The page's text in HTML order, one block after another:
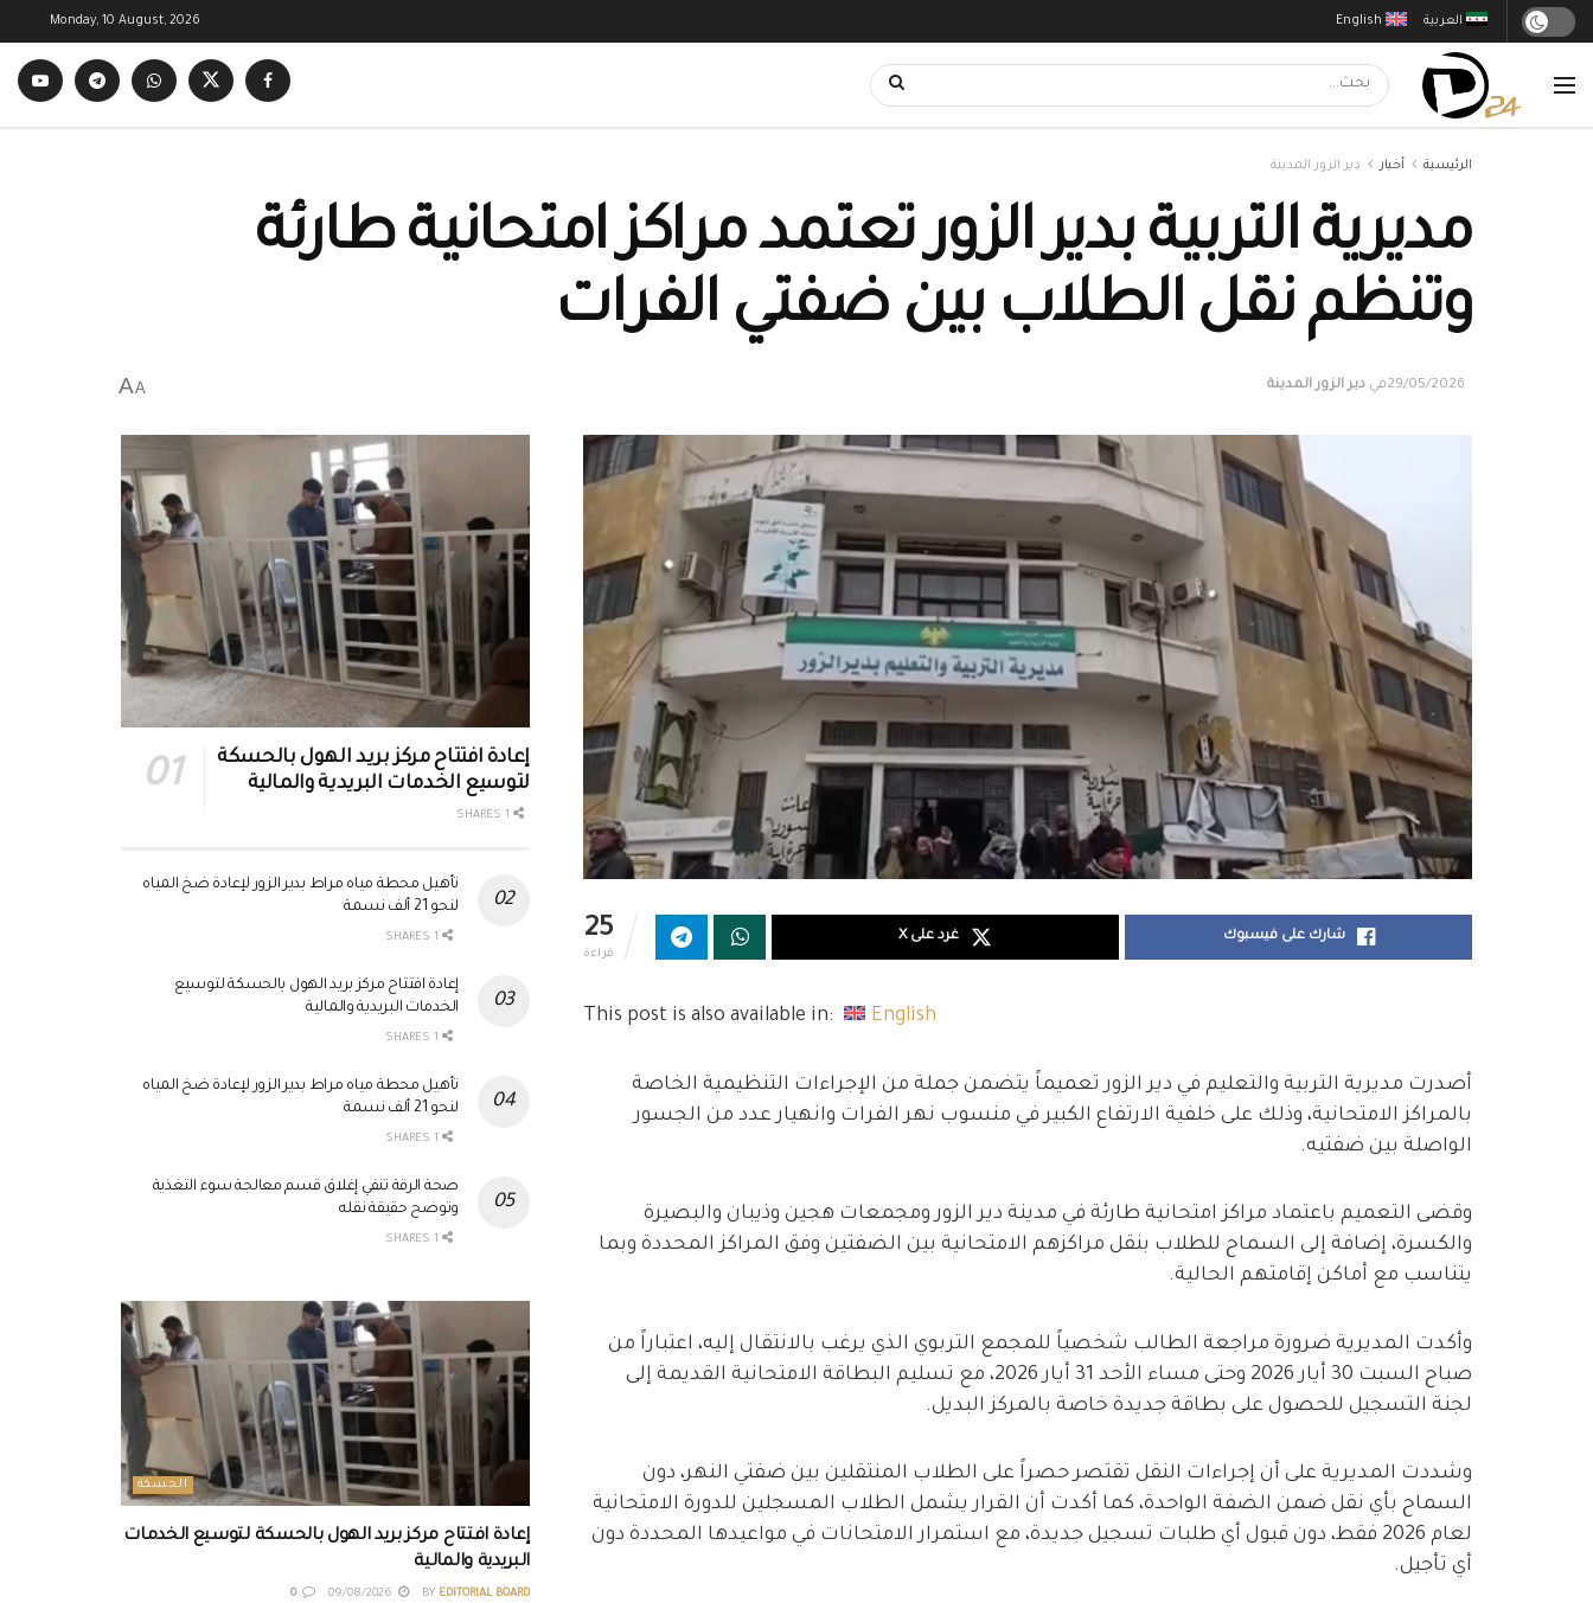
English العربية Monday, 10 August, 2026
الرئيسية أخبار دير الزور المدينة
مديرية التربية بدير الزور تعتمد مراكز امتحانية طارئة
وتنظم نقل الطلاب بين ضفتي الفرات
29/05/2026في دير الزور المدينة A
A
25
قراءة
شارك على فيسبوك غرد على X
This post is also available in: English
أصدرت مديرية التربية والتعليم في دير الزور تعميماً يتضمن جملة من الإجراءات التنظيمية الخاصة
بالمراكز الامتحانية، وذلك على خلفية الارتفاع الكبير في منسوب نهر الفرات وانهيار عدد من الجسور
الواصلة بين ضفتيه.
وقضى التعميم باعتماد مراكز امتحانية طارئة في مدينة دير الزور ومجمعات هجين وذيبان والبصيرة
والكسرة، إضافة إلى السماح للطلاب بنقل مراكزهم الامتحانية بين الضفتين وفق المراكز المحددة وبما
يتناسب مع أماكن إقامتهم الحالية.
وأكدت المديرية ضرورة مراجعة الطالب شخصياً للمجمع التربوي الذي يرغب بالانتقال إليه، اعتباراً من
صباح السبت 30 أيار 2026 وحتى مساء الأحد 31 أيار 2026، مع تسليم البطاقة الامتحانية القديمة إلى
لجنة التسجيل للحصول على بطاقة جديدة خاصة بالمركز البديل.
وشددت المديرية على أن إجراءات النقل تقتصر حصراً على الطلاب المنتقلين بين ضفتي النهر، دون
السماح بأي نقل ضمن الضفة الواحدة، كما أكدت أن القرار يشمل الطلاب المسجلين للدورة الامتحانية
لعام 2026 فقط، دون قبول أي طلبات تسجيل جديدة، مع استمرار الامتحانات في مواعيدها المحددة دون
أي تأجيل.
إعادة افتتاح مركز بريد الهول بالحسكة
لتوسيع الخدمات البريدية والمالية
تأهيل محطة مياه مراط بدير الزور لإعادة ضخ المياه
لنحو 21 ألف نسمة
إعادة افتتاح مركز بريد الهول بالحسكة لتوسيع
الخدمات البريدية والمالية
تأهيل محطة مياه مراط بدير الزور لإعادة ضخ المياه
لنحو 21 ألف نسمة
صحة الرقة تنفي إغلاق قسم معالجة سوء التغذية
وتوضح حقيقة نقله
الحسكة
إعادة افتتاح مركز بريد الهول بالحسكة لتوسيع الخدمات
البريدية والمالية
BY EDITORIAL BOARD
0